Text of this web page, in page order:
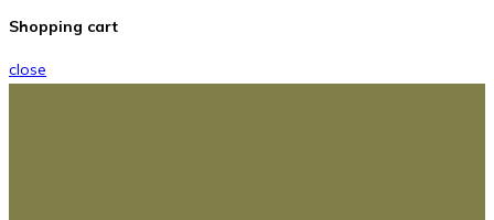
Shopping cart
close